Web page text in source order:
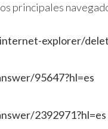
principales
explorer/
95647?hl=es
2392971?hl=es